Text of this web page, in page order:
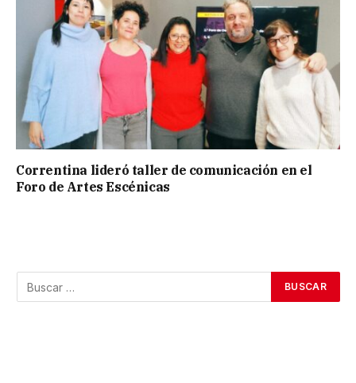
Correntina lideró taller de comunicación en el
Foro de Artes Escénicas